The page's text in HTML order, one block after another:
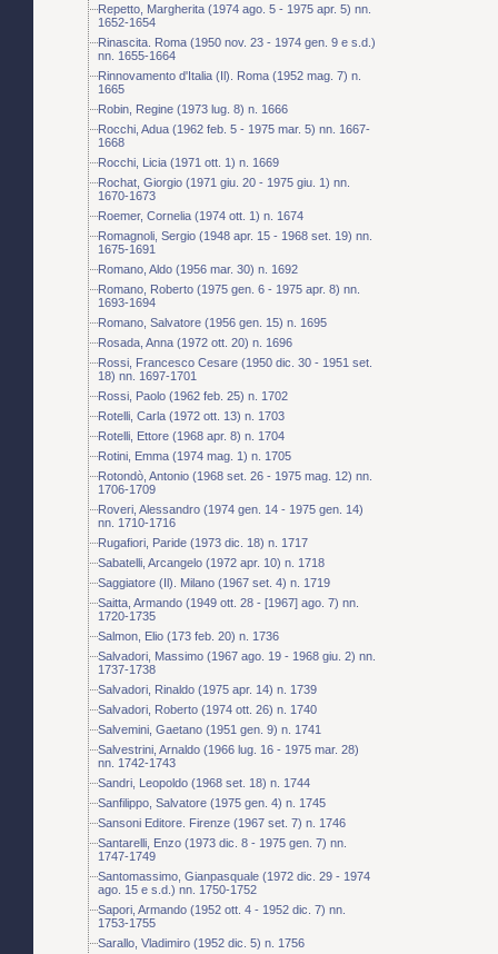
Repetto, Margherita (1974 ago. 5 - 1975 apr. 5) nn.
1652-1654
Rinascita. Roma (1950 nov. 23 - 1974 gen. 9 e s.d.)
nn. 1655-1664
Rinnovamento d'Italia (Il). Roma (1952 mag. 7) n.
1665
Robin, Regine (1973 lug. 8) n. 1666
Rocchi, Adua (1962 feb. 5 - 1975 mar. 5) nn. 1667-
1668
Rocchi, Licia (1971 ott. 1) n. 1669
Rochat, Giorgio (1971 giu. 20 - 1975 giu. 1) nn.
1670-1673
Roemer, Cornelia (1974 ott. 1) n. 1674
Romagnoli, Sergio (1948 apr. 15 - 1968 set. 19) nn.
1675-1691
Romano, Aldo (1956 mar. 30) n. 1692
Romano, Roberto (1975 gen. 6 - 1975 apr. 8) nn.
1693-1694
Romano, Salvatore (1956 gen. 15) n. 1695
Rosada, Anna (1972 ott. 20) n. 1696
Rossi, Francesco Cesare (1950 dic. 30 - 1951 set.
18) nn. 1697-1701
Rossi, Paolo (1962 feb. 25) n. 1702
Rotelli, Carla (1972 ott. 13) n. 1703
Rotelli, Ettore (1968 apr. 8) n. 1704
Rotini, Emma (1974 mag. 1) n. 1705
Rotondò, Antonio (1968 set. 26 - 1975 mag. 12) nn.
1706-1709
Roveri, Alessandro (1974 gen. 14 - 1975 gen. 14)
nn. 1710-1716
Rugafiori, Paride (1973 dic. 18) n. 1717
Sabatelli, Arcangelo (1972 apr. 10) n. 1718
Saggiatore (Il). Milano (1967 set. 4) n. 1719
Saitta, Armando (1949 ott. 28 - [1967] ago. 7) nn.
1720-1735
Salmon, Elio (173 feb. 20) n. 1736
Salvadori, Massimo (1967 ago. 19 - 1968 giu. 2) nn.
1737-1738
Salvadori, Rinaldo (1975 apr. 14) n. 1739
Salvadori, Roberto (1974 ott. 26) n. 1740
Salvemini, Gaetano (1951 gen. 9) n. 1741
Salvestrini, Arnaldo (1966 lug. 16 - 1975 mar. 28)
nn. 1742-1743
Sandri, Leopoldo (1968 set. 18) n. 1744
Sanfilippo, Salvatore (1975 gen. 4) n. 1745
Sansoni Editore. Firenze (1967 set. 7) n. 1746
Santarelli, Enzo (1973 dic. 8 - 1975 gen. 7) nn.
1747-1749
Santomassimo, Gianpasquale (1972 dic. 29 - 1974
ago. 15 e s.d.) nn. 1750-1752
Sapori, Armando (1952 ott. 4 - 1952 dic. 7) nn.
1753-1755
Sarallo, Vladimiro (1952 dic. 5) n. 1756